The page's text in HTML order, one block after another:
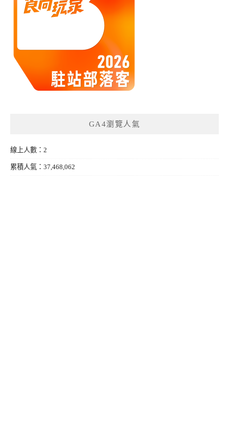
GA4瀏覽人氣
線上人數：2
累積人氣：37,468,062